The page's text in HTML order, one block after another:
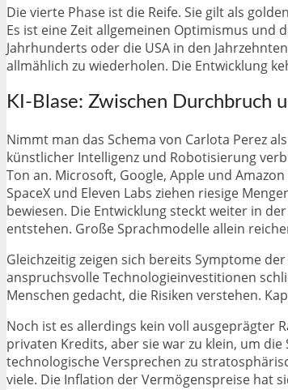
Die vierte Phase ist die Reife. Sie gilt als
Es ist eine Zeit allgemeinen Optimismus und
Jahrhunderts oder die USA in den
allmählich zu wiederholen. Die Entwicklung
KI-Blase: Zwischen Durchbruch
Nimmt man das Schema von Carlota Perez
künstlicher Intelligenz und Robotisierung
Ton an. Microsoft, Google, Apple und
SpaceX und Eleven Labs ziehen riesige
bewiesen. Die Entwicklung steckt weiter in
entstehen. Große Sprachmodelle allein
Gleichzeitig zeigen sich bereits Symptome
anspruchsvolle Technologieinvestitionen
Menschen gedacht, die Risiken verstehen.
Noch ist es allerdings kein voll ausgeprägter
privaten Kredits, aber sie war zu klein, um
technologische Versprechen zu
viele. Die Inflation der Vermögenspreise hat